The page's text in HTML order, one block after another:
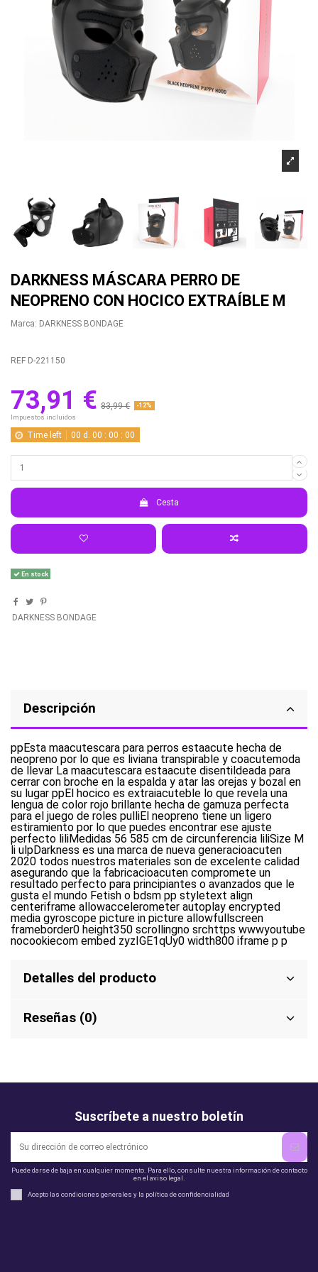
DARKNESS MÁSCARA PERRO DE
NEOPRENO CON HOCICO EXTRAÍBLE M
Marca: DARKNESS BONDAGE
REF D-221150
73,91 € 83,99 € -12%
Impuestos incluidos
Time left 00 d. 00 :00 :00
Cesta
En stock
DARKNESS BONDAGE
Descripción
ppEsta maacutescara para perros estaacute hecha de
neopreno por lo que es liviana transpirable y coacutemoda
de llevar La maacutescara estaacute disentildeada para
cerrar con broche en la espalda y atar las orejas y bozal en
su lugar ppEl hocico es extraiacuteble lo que revela una
lengua de color rojo brillante hecha de gamuza perfecta
para el juego de roles pulliEl neopreno tiene un ligero
estiramiento por lo que puedes encontrar ese ajuste
perfecto liliMedidas 56 585 cm de circunferencia liliSize M
li ulpDarkness es una marca de nueva generacioacuten
2020 todos nuestros materiales son de excelente calidad
asegurando que la fabricacioacuten compromete un
resultado perfecto para principiantes o avanzados que le
gusta el mundo Fetish o bdsm pp styletext align
centeriframe allowaccelerometer autoplay encrypted
media gyroscope picture in picture allowfullscreen
frameborder0 height350 scrollingno srchttps wwwyoutube
nocookiecom embed zyzIGE1qUy0 width800 iframe p p
Detalles del producto
Reseñas (0)
Suscríbete a nuestro boletín
Puede darse de baja en cualquier momento. Para ello, consulte nuestra información de contacto
en el aviso legal.
Acepto las condiciones generales y la política de confidencialidad